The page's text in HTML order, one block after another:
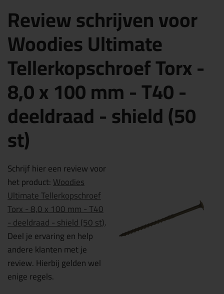
Review schrijven voor
Woodies Ultimate
Tellerkopschroef Torx -
8,0 x 100 mm - T40 -
deeldraad - shield (50
st)
Schrijf hier een review voor
het product:Woodies
Ultimate Tellerkopschroef
Torx - 8,0 x 100 mm - T40
- deeldraad - shield (50 st).
Deel je ervaring en help
andere klanten met je
review. Hierbij gelden wel
enige regels.